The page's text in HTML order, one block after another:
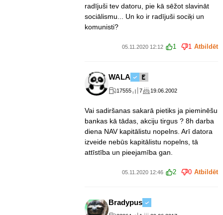
radījuši tev datoru, pie kā sēžot slavināt
sociālismu... Un ko ir radījuši sociķi un
komunisti?
05.11.2020 12:12 1 1 Atbildēt
WALA
17555 7 19.06.2002
Vai sadiršanas sakarā pietiks ja pieminēšu
bankas kā tādas, akciju tirgus ? 8h darba
diena NAV kapitālistu nopelns. Arī datora
izveide nebūs kapitālistu nopelns, tā
attīstība un pieejamība gan.
05.11.2020 12:46 2 0 Atbildēt
Bradypus